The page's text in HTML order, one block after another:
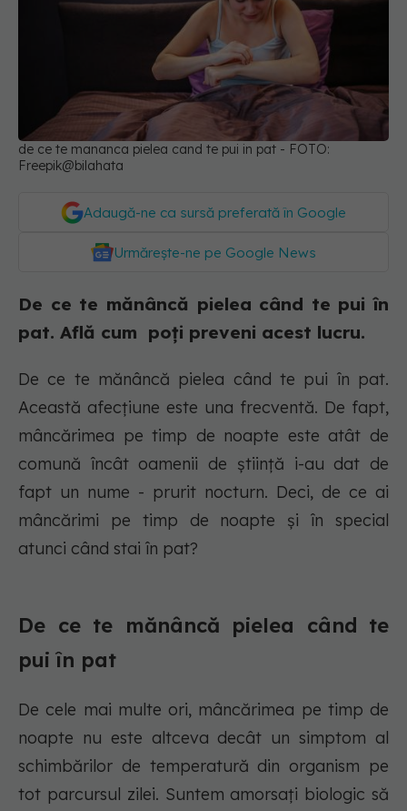
de ce te mananca pielea cand te pui in pat - FOTO:
Freepik@bilahata
Adaugă-ne ca sursă preferată în Google
Urmărește-ne pe Google News
De ce te mănâncă pielea când te pui în
pat. Află cum poți preveni acest lucru.
De ce te mănâncă pielea când te pui în pat.
Această afecțiune este una frecventă. De fapt,
mâncărimea pe timp de noapte este atât de
comună încât oamenii de știință i-au dat de
fapt un nume - prurit nocturn. Deci, de ce ai
mâncărimi pe timp de noapte și în special
atunci când stai în pat?
De ce te mănâncă pielea când te
pui în pat
De cele mai multe ori, mâncărimea pe timp de
noapte nu este altceva decât un simptom al
schimbărilor de temperatură din organism pe
tot parcursul zilei. Suntem amorsați biologic să